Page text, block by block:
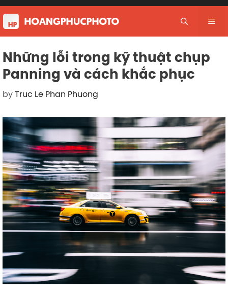
Skip
to
content
Những lỗi trong kỹ thuật chụp
Panning và cách khắc phục
byTruc Le Phan Phuong